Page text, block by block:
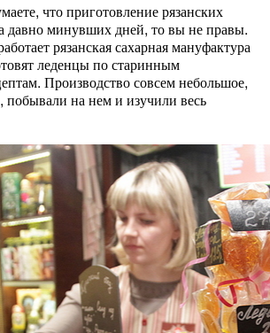
что приготовление рязанских
давно минувших дней, то вы не правы.
рязанская сахарная мануфактура
леденцы по старинным
Производство совсем небольшое,
на нем и изучили весь